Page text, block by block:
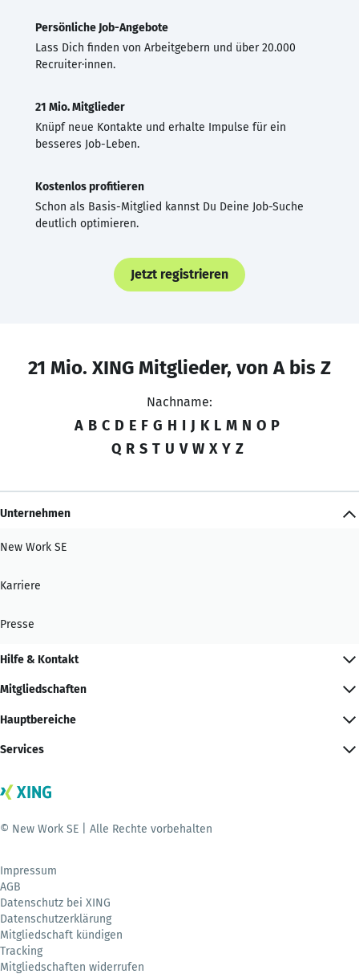
Persönliche Job-Angebote
Lass Dich finden von Arbeitgebern und über 20.000
Recruiter·innen.
21 Mio. Mitglieder
Knüpf neue Kontakte und erhalte Impulse für ein
besseres Job-Leben.
Kostenlos profitieren
Schon als Basis-Mitglied kannst Du Deine Job-Suche
deutlich optimieren.
Jetzt registrieren
21 Mio. XING Mitglieder, von A bis Z
Nachname:
A B C D E F G H I J K L M N O P
Q R S T U V W X Y Z
Unternehmen
New Work SE
Karriere
Presse
Hilfe & Kontakt
Mitgliedschaften
Hauptbereiche
Services
© New Work SE | Alle Rechte vorbehalten
Impressum
AGB
Datenschutz bei XING
Datenschutzerklärung
Mitgliedschaft kündigen
Tracking
Mitgliedschaften widerrufen